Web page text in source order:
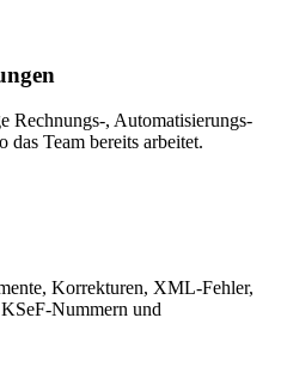
Rechnungs-, Automatisierungs-
Team bereits arbeitet.
Korrekturen, XML-Fehler,
Nummern und